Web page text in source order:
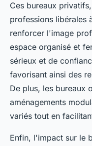
Ces bureaux
professions libérales
renforcer l'image
espace organisé et
sérieux et de
favorisant ainsi des
De plus, les bureaux
aménagements
variés tout en
Enfin, l'impact sur le